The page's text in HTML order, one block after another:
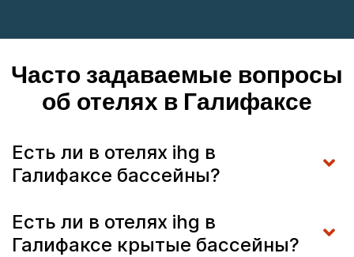
Часто задаваемые вопросы
об отелях в Галифаксе
Есть ли в отелях ihg в
Галифаксе бассейны?
Есть ли в отелях ihg в
Галифаксе крытые бассейны?